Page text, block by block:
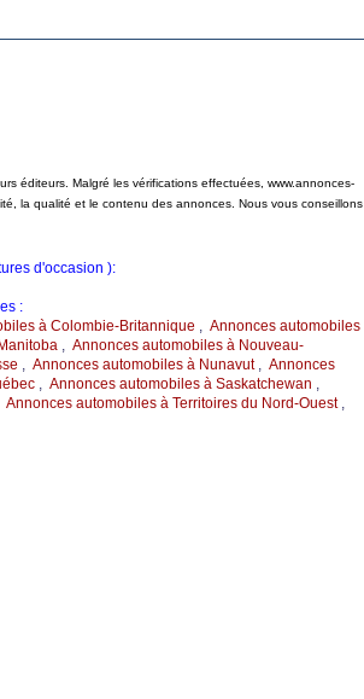
éditeurs. Malgré les vérifications effectuées, www.annonces-
la qualité et le contenu des annonces. Nous vous conseillons
d'occasion ):
:
à Colombie-Britannique , Annonces automobiles
, Annonces automobiles à Nouveau-
, Annonces automobiles à Nunavut, Annonces
, Annonces automobiles à Saskatchewan ,
Annonces automobiles à Territoires du Nord-Ouest,